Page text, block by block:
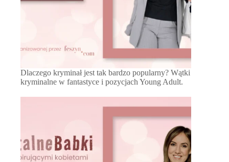
Dlaczego kryminał jest tak bardzo popularny? Wątki
kryminalne w fantastyce i pozycjach Young Adult.